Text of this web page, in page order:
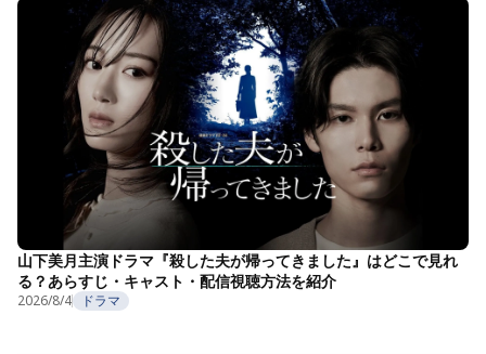
山下美月主演ドラマ『殺した夫が帰ってきました』はどこで見れ
る？あらすじ・キャスト・配信視聴方法を紹介
2026/8/4 ドラマ